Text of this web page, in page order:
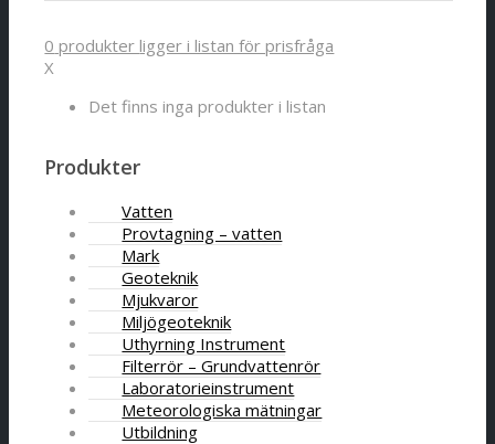
0 produkterligger i listan för prisfråga
X
Det finns inga produkter i listan
Produkter
Vatten
Provtagning – vatten
Mark
Geoteknik
Mjukvaror
Miljögeoteknik
Uthyrning Instrument
Filterrör – Grundvattenrör
Laboratorieinstrument
Meteorologiska mätningar
Utbildning